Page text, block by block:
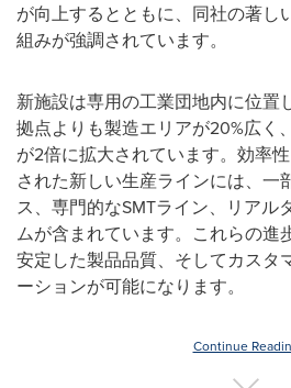
が向上するとともに、同社の著し
組みが強調されています。
新施設は専用の工業団地内に位置
拠点よりも製造エリアが20%広く
が2倍に拡大されています。効率
された新しい生産ラインには、一
ス、専門的なSMTライン、リアル
ムが含まれています。これらの進
安定した製品品質、そしてカスタ
ーションが可能になります。
Continue